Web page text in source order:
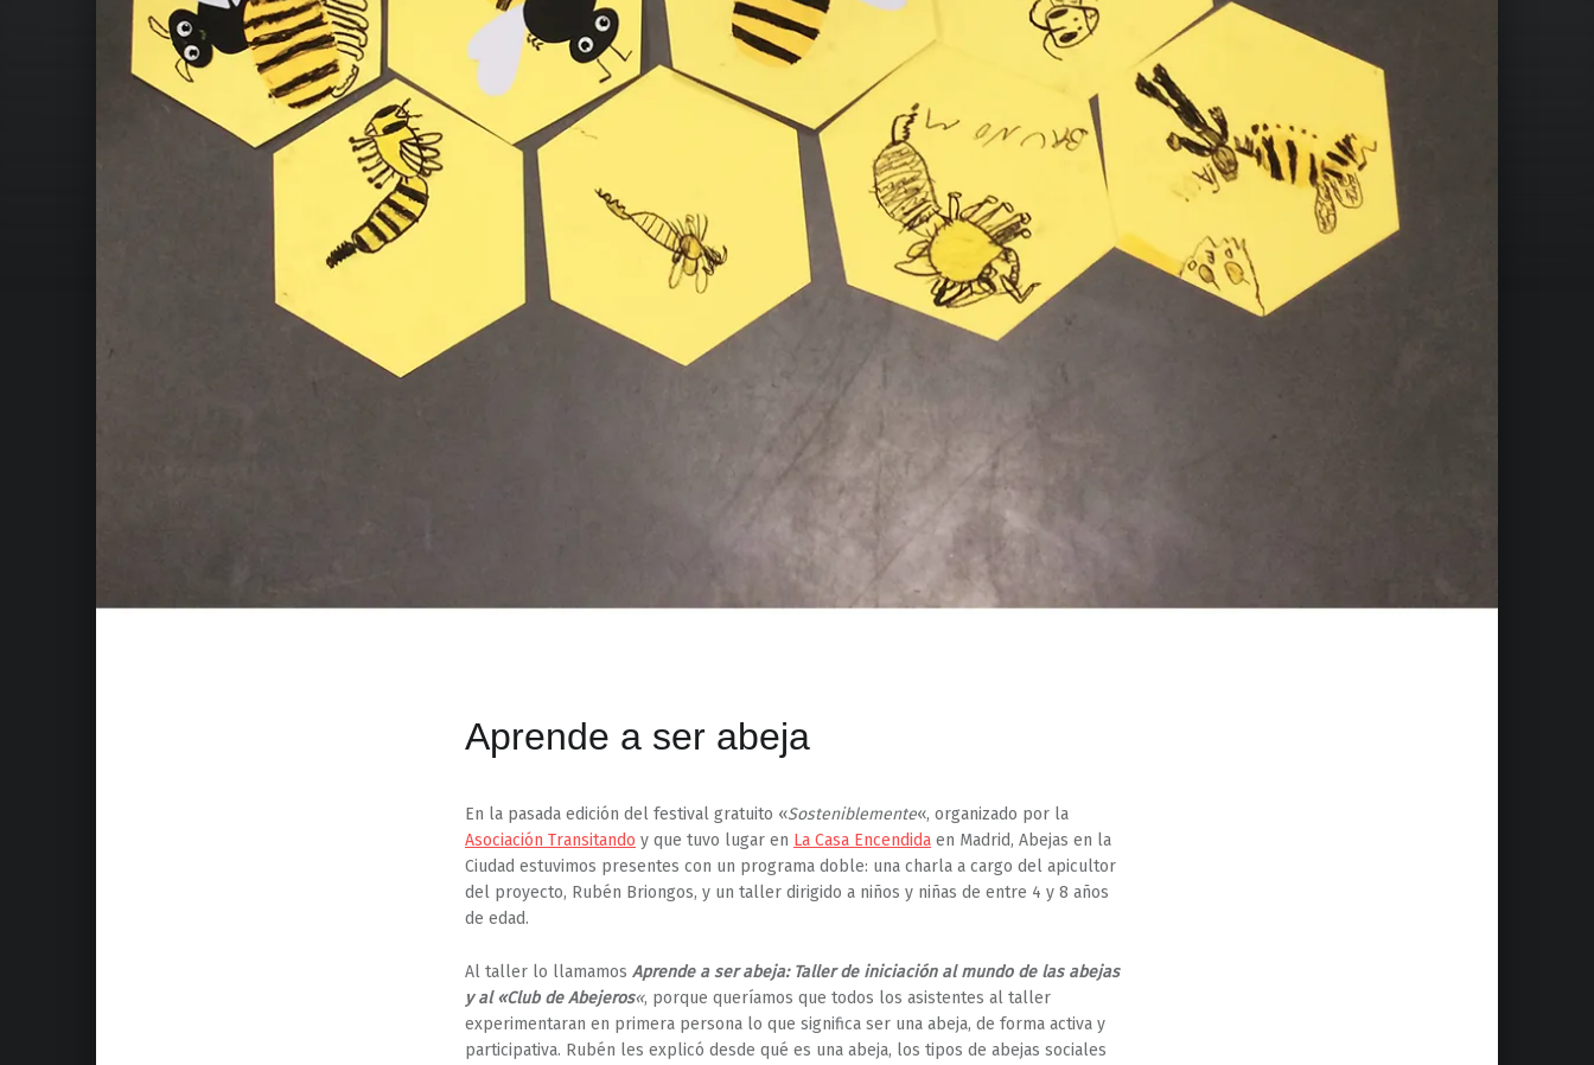
Aprende a ser abeja
En la pasada edición del festival gratuito «Sosteniblemente«, organizado por la
Asociación Transitando y que tuvo lugar en La Casa Encendidaen Madrid, Abejas en la
Ciudad estuvimos presentes con un programa doble: una charla a cargo del apicultor
del proyecto, Rubén Briongos, y un taller dirigido a niños y niñas de entre 4 y 8 años
de edad.
Al taller lo llamamos Aprende a ser abeja: Taller de iniciación al mundo de las abejas
y al «Club de Abejeros«, porque queríamos que todos los asistentes al taller
experimentaran en primera persona lo que significa ser una abeja, de forma activa y
participativa. Rubén les explicó desde qué es una abeja, los tipos de abejas sociales